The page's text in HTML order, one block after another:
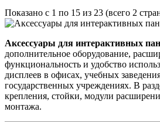
Показано с 1 по 15 из 23 (всего 2
Аксессуары для интерактивных
дополнительное оборудование,
функциональность и удобство
дисплеев в офисах, учебных
государственных учреждениях. В
крепления, стойки, модули
монтажа.